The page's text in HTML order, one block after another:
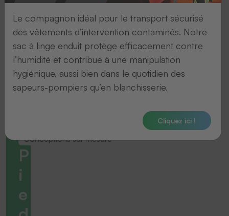
Conceptions sur mesure
P
i
e
Le compagnon idéal pour le transport sécurisé
des vêtements d’intervention contaminés. Notre
sac à linge enduit protège efficacement contre
l’humidité et contribue à une manipulation
hygiénique, aussi bien dans le quotidien des
sapeurs-pompiers qu’en blanchisserie.
Cliquez ici !